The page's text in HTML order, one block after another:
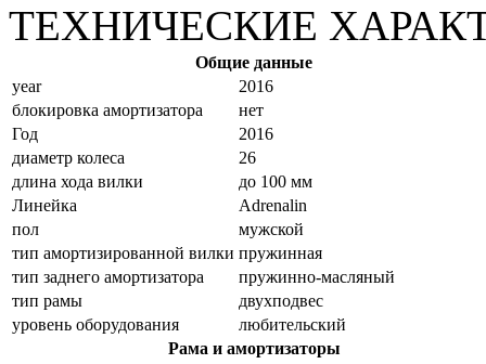
ТЕХНИЧЕСКИЕ
Общие данные
year
2016
блокировка амортизатора
нет
Год
2016
диаметр колеса
26
длина хода вилки
до 100 мм
Линейка
Adrenalin
пол
мужской
тип амортизированной вилки пружинная
тип заднего амортизатора
пружинно-масляный
тип рамы
двухподвес
уровень оборудования
любительский
Рама и амортизаторы